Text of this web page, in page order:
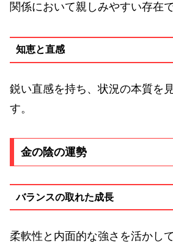
関係において親しみやすい存在で
知恵と直感
鋭い直感を持ち、状況の本質を
す。
金の陰の運勢
バランスの取れた成長
柔軟性と内面的な強さを活かし